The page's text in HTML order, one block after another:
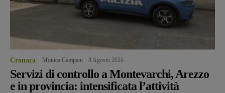
Cronaca Monica Campani 8 Agosto 2026
Servizi di controllo a Montevarchi, Arezzo
e in provincia: intensificata l’attività